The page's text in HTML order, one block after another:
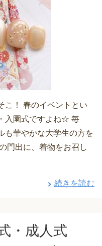
こ！ 春のイベントとい
入園式ですよね☆ 毎
も華やかな大学生の方を
門出に、着物をお召し
続きを読む
・成人式